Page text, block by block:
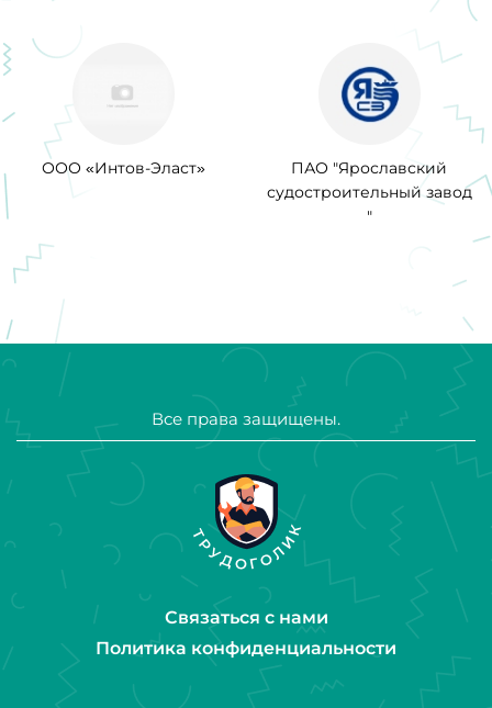
ООО «Интов-Эласт»
ПАО "Ярославский
судостроительный завод
"
Все права защищены.
Связаться с нами
Политика конфиденциальности